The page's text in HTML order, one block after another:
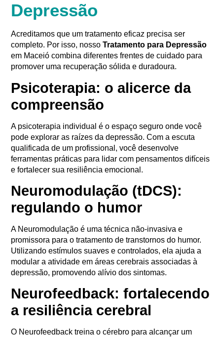
Depressão
Acreditamos que um tratamento eficaz precisa ser
completo. Por isso, nossoTratamento para Depressão
em Maceió combina diferentes frentes de cuidado para
promover uma recuperação sólida e duradoura.
Psicoterapia: o alicerce da
compreensão
A psicoterapia individual é o espaço seguro onde você
pode explorar as raízes da depressão. Com a escuta
qualificada de um profissional, você desenvolve
ferramentas práticas para lidar com pensamentos difíceis
e fortalecer sua resiliência emocional .
Neuromodulação (tDCS):
regulando o humor
A Neuromodulação é uma técnica não-invasiva e
promissora para o tratamento de transtornos do humor.
Utilizando estímulos suaves e controlados, ela ajuda a
modular a atividade em áreas cerebrais associadas à
depressão, promovendo alívio dos sintomas.
Neurofeedback: fortalecendo
a resiliência cerebral
O Neurofeedback treina o cérebro para alcançar um